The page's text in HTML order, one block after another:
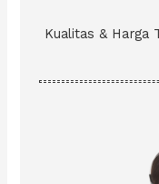
Kualitas & Harga